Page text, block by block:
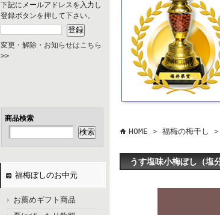
下記にメールアドレスを入力し
登録ボタンを押して下さい。
変更・解除・お知らせはこちら
>>
商品検索
福梅ぼしのお中元
お薦めギフト商品
HOME > 福梅の梅干し >
うす塩味小梅ぼし（